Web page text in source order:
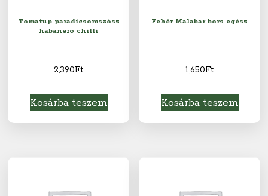
Tomatup paradicsomszósz
habanero chilli
2,390Ft
Kosárba teszem
Fehér Malabar bors egész
1,650Ft
Kosárba teszem